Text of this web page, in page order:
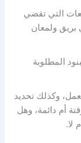
التي تقضي
بريق ولمعان
المطلوبة
وكذلك تحديد
أم دائمة، وهل
لا.